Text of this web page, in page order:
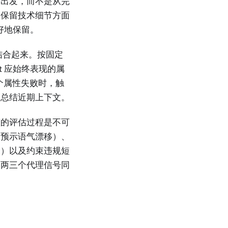
留技术细节方面
保留。
起来。按固定
应始终表现的属
属性失败时，触
结近期上下文。
评估过程是不可
示语气漂移）、
以及约束违规短
三个代理信号同